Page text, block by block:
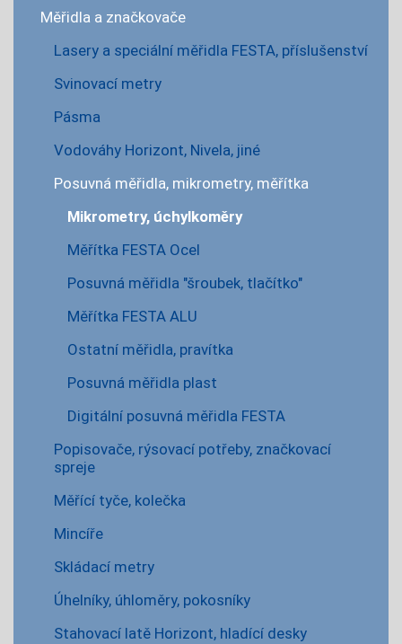
Měřidla a značkovače
Lasery a speciální měřidla FESTA, příslušenství
Svinovací metry
Pásma
Vodováhy Horizont, Nivela, jiné
Posuvná měřidla, mikrometry, měřítka
Mikrometry, úchylkoměry
Měřítka FESTA Ocel
Posuvná měřidla "šroubek, tlačítko"
Měřítka FESTA ALU
Ostatní měřidla, pravítka
Posuvná měřidla plast
Digitální posuvná měřidla FESTA
Popisovače, rýsovací potřeby, značkovací
spreje
Měřící tyče, kolečka
Mincíře
Skládací metry
Úhelníky, úhloměry, pokosníky
Stahovací latě Horizont, hladící desky